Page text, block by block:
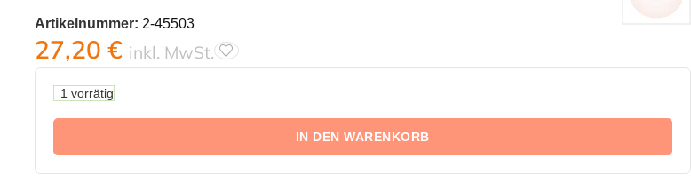
Artikelnummer: 2-45503
27,20 € inkl. MwSt.
1 vorrätig
IN DEN WARENKORB